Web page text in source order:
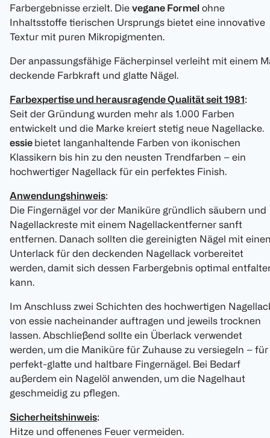
Farbergebnisse erzielt. Die vegane Formel ohne
Inhaltsstoffe tierischen Ursprungs bietet eine innovative
Textur mit puren Mikropigmenten.
Der anpassungsfähige Fächerpinsel verleiht mit einem
deckende Farbkraft und glatte Nägel.
Farbexpertise und herausragende Qualität seit 1981:
Seit der Gründung wurden mehr als 1.000 Farben
entwickelt und die Marke kreiert stetig neue Nagellacke.
essie bietet langanhaltende Farben von ikonischen
Klassikern bis hin zu den neusten Trendfarben – ein
hochwertiger Nagellack für ein perfektes Finish.
Anwendungshinweis:
Die Fingernägel vor der Maniküre gründlich säubern und
Nagellackreste mit einem Nagellackentferner sanft
entfernen. Danach sollten die gereinigten Nägel mit
Unterlack für den deckenden Nagellack vorbereitet
werden, damit sich dessen Farbergebnis optimal
kann.
Im Anschluss zwei Schichten des hochwertigen
von essie nacheinander auftragen und jeweils trocknen
lassen. Abschließend sollte ein Überlack verwendet
werden, um die Maniküre für Zuhause zu versiegeln – für
perfekt-glatte und haltbare Fingernägel. Bei Bedarf
außerdem ein Nagelöl anwenden, um die Nagelhaut
geschmeidig zu pflegen.
Sicherheitshinweis:
Hitze und offenenes Feuer vermeiden.